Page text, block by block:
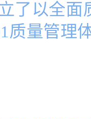
了以全面
质量管理